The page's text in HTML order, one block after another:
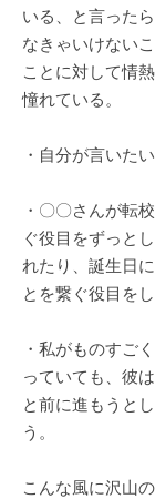
いる、と言った
なきゃいけない
ことに対して情
憧れている。
・自分が言いた
・〇〇さんが転
ぐ役目をずっと
れたり、誕生日
とを繋ぐ役目をし
・私がものすご
っていても、彼
と前に進もうと
う。
こんな風に沢山